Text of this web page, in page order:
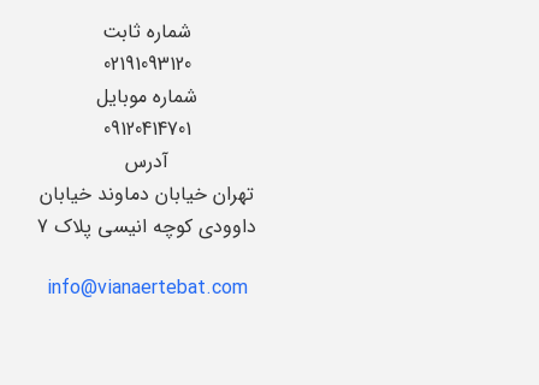
شماره ثابت
02191093120
شماره موبایل
09120414701
آدرس
تهران خیابان دماوند خیابان
داوودی کوچه انیسی پلاک 7
info@vianaertebat.com